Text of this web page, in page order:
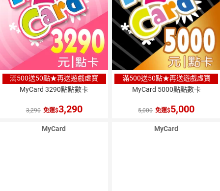
滿500送50點★再送遊戲虛寶
MyCard 3290點點數卡
3,290 免運 3,290
滿500送50點★再送遊戲虛寶
MyCard 5000點點數卡
5,000 免運 5,000
MyCard MyCard